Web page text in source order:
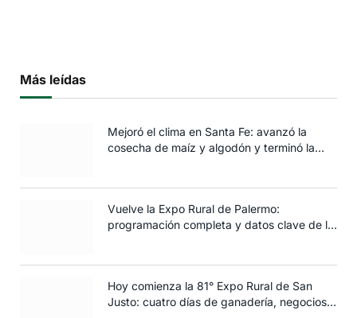
Más leídas
Mejoró el clima en Santa Fe: avanzó la
cosecha de maíz y algodón y terminó la
Vuelve la Expo Rural de Palermo:
programación completa y datos clave de la
Hoy comienza la 81° Expo Rural de San
Justo: cuatro días de ganadería, negocios y